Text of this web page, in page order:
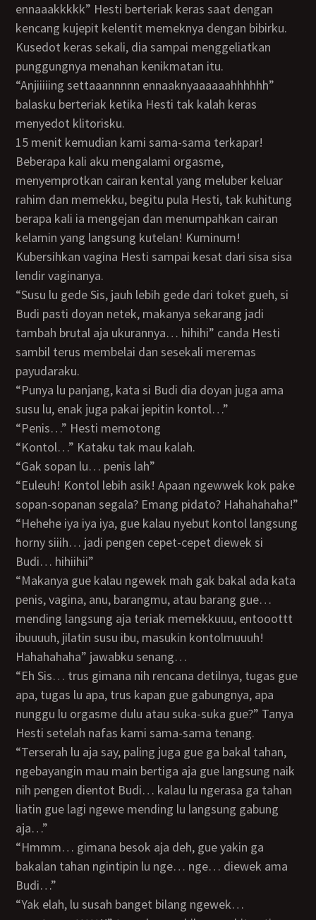
ennaaakkkkk” Hesti berteriak keras saat dengan
kencang kujepit kelentit memeknya dengan bibirku.
Kusedot keras sekali, dia sampai menggeliatkan
punggungnya menahan kenikmatan itu.
“Anjiiiiing settaaannnnn ennaaknyaaaaaahhhhhh”
balasku berteriak ketika Hesti tak kalah keras
menyedot klitorisku.
15 menit kemudian kami sama-sama terkapar!
Beberapa kali aku mengalami orgasme,
menyemprotkan cairan kental yang meluber keluar
rahim dan memekku, begitu pula Hesti, tak kuhitung
berapa kali ia mengejan dan menumpahkan cairan
kelamin yang langsung kutelan! Kuminum!
Kubersihkan vagina Hesti sampai kesat dari sisa sisa
lendir vaginanya.
“Susu lu gede Sis, jauh lebih gede dari toket gueh, si
Budi pasti doyan netek, makanya sekarang jadi
tambah brutal aja ukurannya… hihihi” canda Hesti
sambil terus membelai dan sesekali meremas
payudaraku.
“Punya lu panjang, kata si Budi dia doyan juga ama
susu lu, enak juga pakai jepitin kontol…”
“Penis…” Hesti memotong
“Kontol…” Kataku tak mau kalah.
“Gak sopan lu… penis lah”
“Euleuh! Kontol lebih asik! Apaan ngewwek kok pake
sopan-sopanan segala? Emang pidato? Hahahahaha!”
“Hehehe iya iya iya, gue kalau nyebut kontol langsung
horny siiih… jadi pengen cepet-cepet diewek si
Budi… hihiihii”
“Makanya gue kalau ngewek mah gak bakal ada kata
penis, vagina, anu, barangmu, atau barang gue…
mending langsung aja teriak memekkuuu, entooottt
ibuuuuh, jilatin susu ibu, masukin kontolmuuuh!
Hahahahaha” jawabku senang…
“Eh Sis… trus gimana nih rencana detilnya, tugas gue
apa, tugas lu apa, trus kapan gue gabungnya, apa
nunggu lu orgasme dulu atau suka-suka gue?” Tanya
Hesti setelah nafas kami sama-sama tenang.
“Terserah lu aja say, paling juga gue ga bakal tahan,
ngebayangin mau main bertiga aja gue langsung naik
nih pengen dientot Budi… kalau lu ngerasa ga tahan
liatin gue lagi ngewe mending lu langsung gabung
aja…”
“Hmmm… gimana besok aja deh, gue yakin ga
bakalan tahan ngintipin lu nge… nge… diewek ama
Budi…”
“Yak elah, lu susah banget bilang ngewek…